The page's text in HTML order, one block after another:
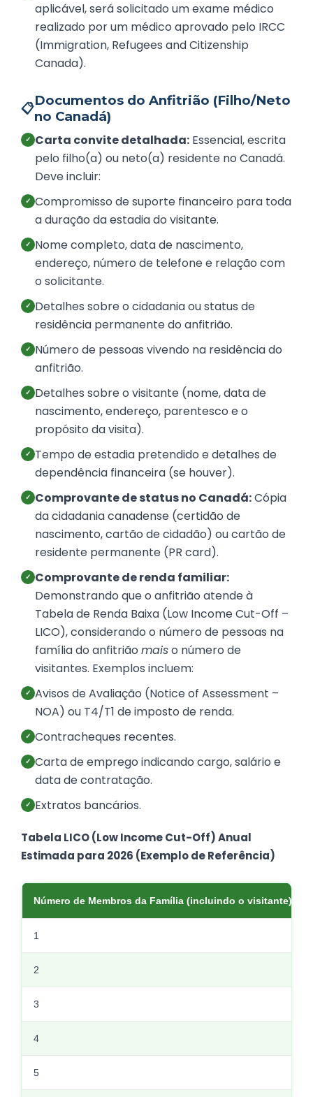
aplicável, será solicitado um exame médico
realizado por um médico aprovado pelo IRCC
(Immigration, Refugees and Citizenship
Canada).
📋Documentos do Anfitrião (Filho/Neto
no Canadá)
✓ Carta convite detalhada: Essencial, escrita
pelo filho(a) ou neto(a) residente no Canadá.
Deve incluir:
✓ Compromisso de suporte financeiro para toda
a duração da estadia do visitante.
✓ Nome completo, data de nascimento,
endereço, número de telefone e relação com
o solicitante.
✓ Detalhes sobre o cidadania ou status de
residência permanente do anfitrião.
✓ Número de pessoas vivendo na residência do
anfitrião.
✓ Detalhes sobre o visitante (nome, data de
nascimento, endereço, parentesco e o
propósito da visita).
✓ Tempo de estadia pretendido e detalhes de
dependência financeira (se houver).
✓ Comprovante de status no Canadá:Cópia
da cidadania canadense (certidão de
nascimento, cartão de cidadão) ou cartão de
residente permanente (PR card).
✓ Comprovante de renda familiar:
Demonstrando que o anfitrião atende à
Tabela de Renda Baixa (Low Income Cut-Off –
LICO), considerando o número de pessoas na
família do anfitrião maiso número de
visitantes. Exemplos incluem:
✓ Avisos de Avaliação (Notice of Assessment –
NOA) ou T4/T1 de imposto de renda.
✓ Contracheques recentes.
✓ Carta de emprego indicando cargo, salário e
data de contratação.
✓ Extratos bancários.
Tabela LICO (Low Income Cut-Off) Anual
Estimada para 2026 (Exemplo de Referência)
Número de Membros da Família (incluindo o visitante)
1
2
3
4
5